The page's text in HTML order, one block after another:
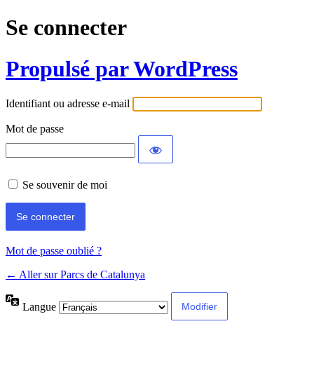
Se connecter
Propulsé par WordPress
Identifiant ou adresse e-mail
Mot de passe
Se souvenir de moi
Mot de passe oublié ?
← Aller sur Parcs de Catalunya
Langue